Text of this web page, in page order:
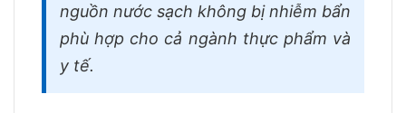
nguồn nước sạch không bị nhiễm bẩn
phù hợp cho cả ngành thực phẩm và
y tế.